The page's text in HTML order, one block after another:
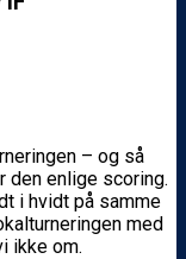
– og så
den enlige scoring.
i hvidt på samme
med
ikke om.